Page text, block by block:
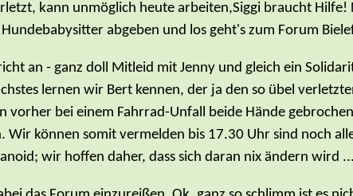
kann unmöglich heute arbeiten,Siggi braucht Hilfe!
abgeben und los geht's zum Forum
an - ganz doll Mitleid mit Jenny und gleich ein
lernen wir Bert kennen, der ja den so übel
vorher bei einem Fahrrad-Unfall beide Hände
Wir können somit vermelden bis 17.30 Uhr sind noch
wir hoffen daher, dass sich daran nix ändern wird ...